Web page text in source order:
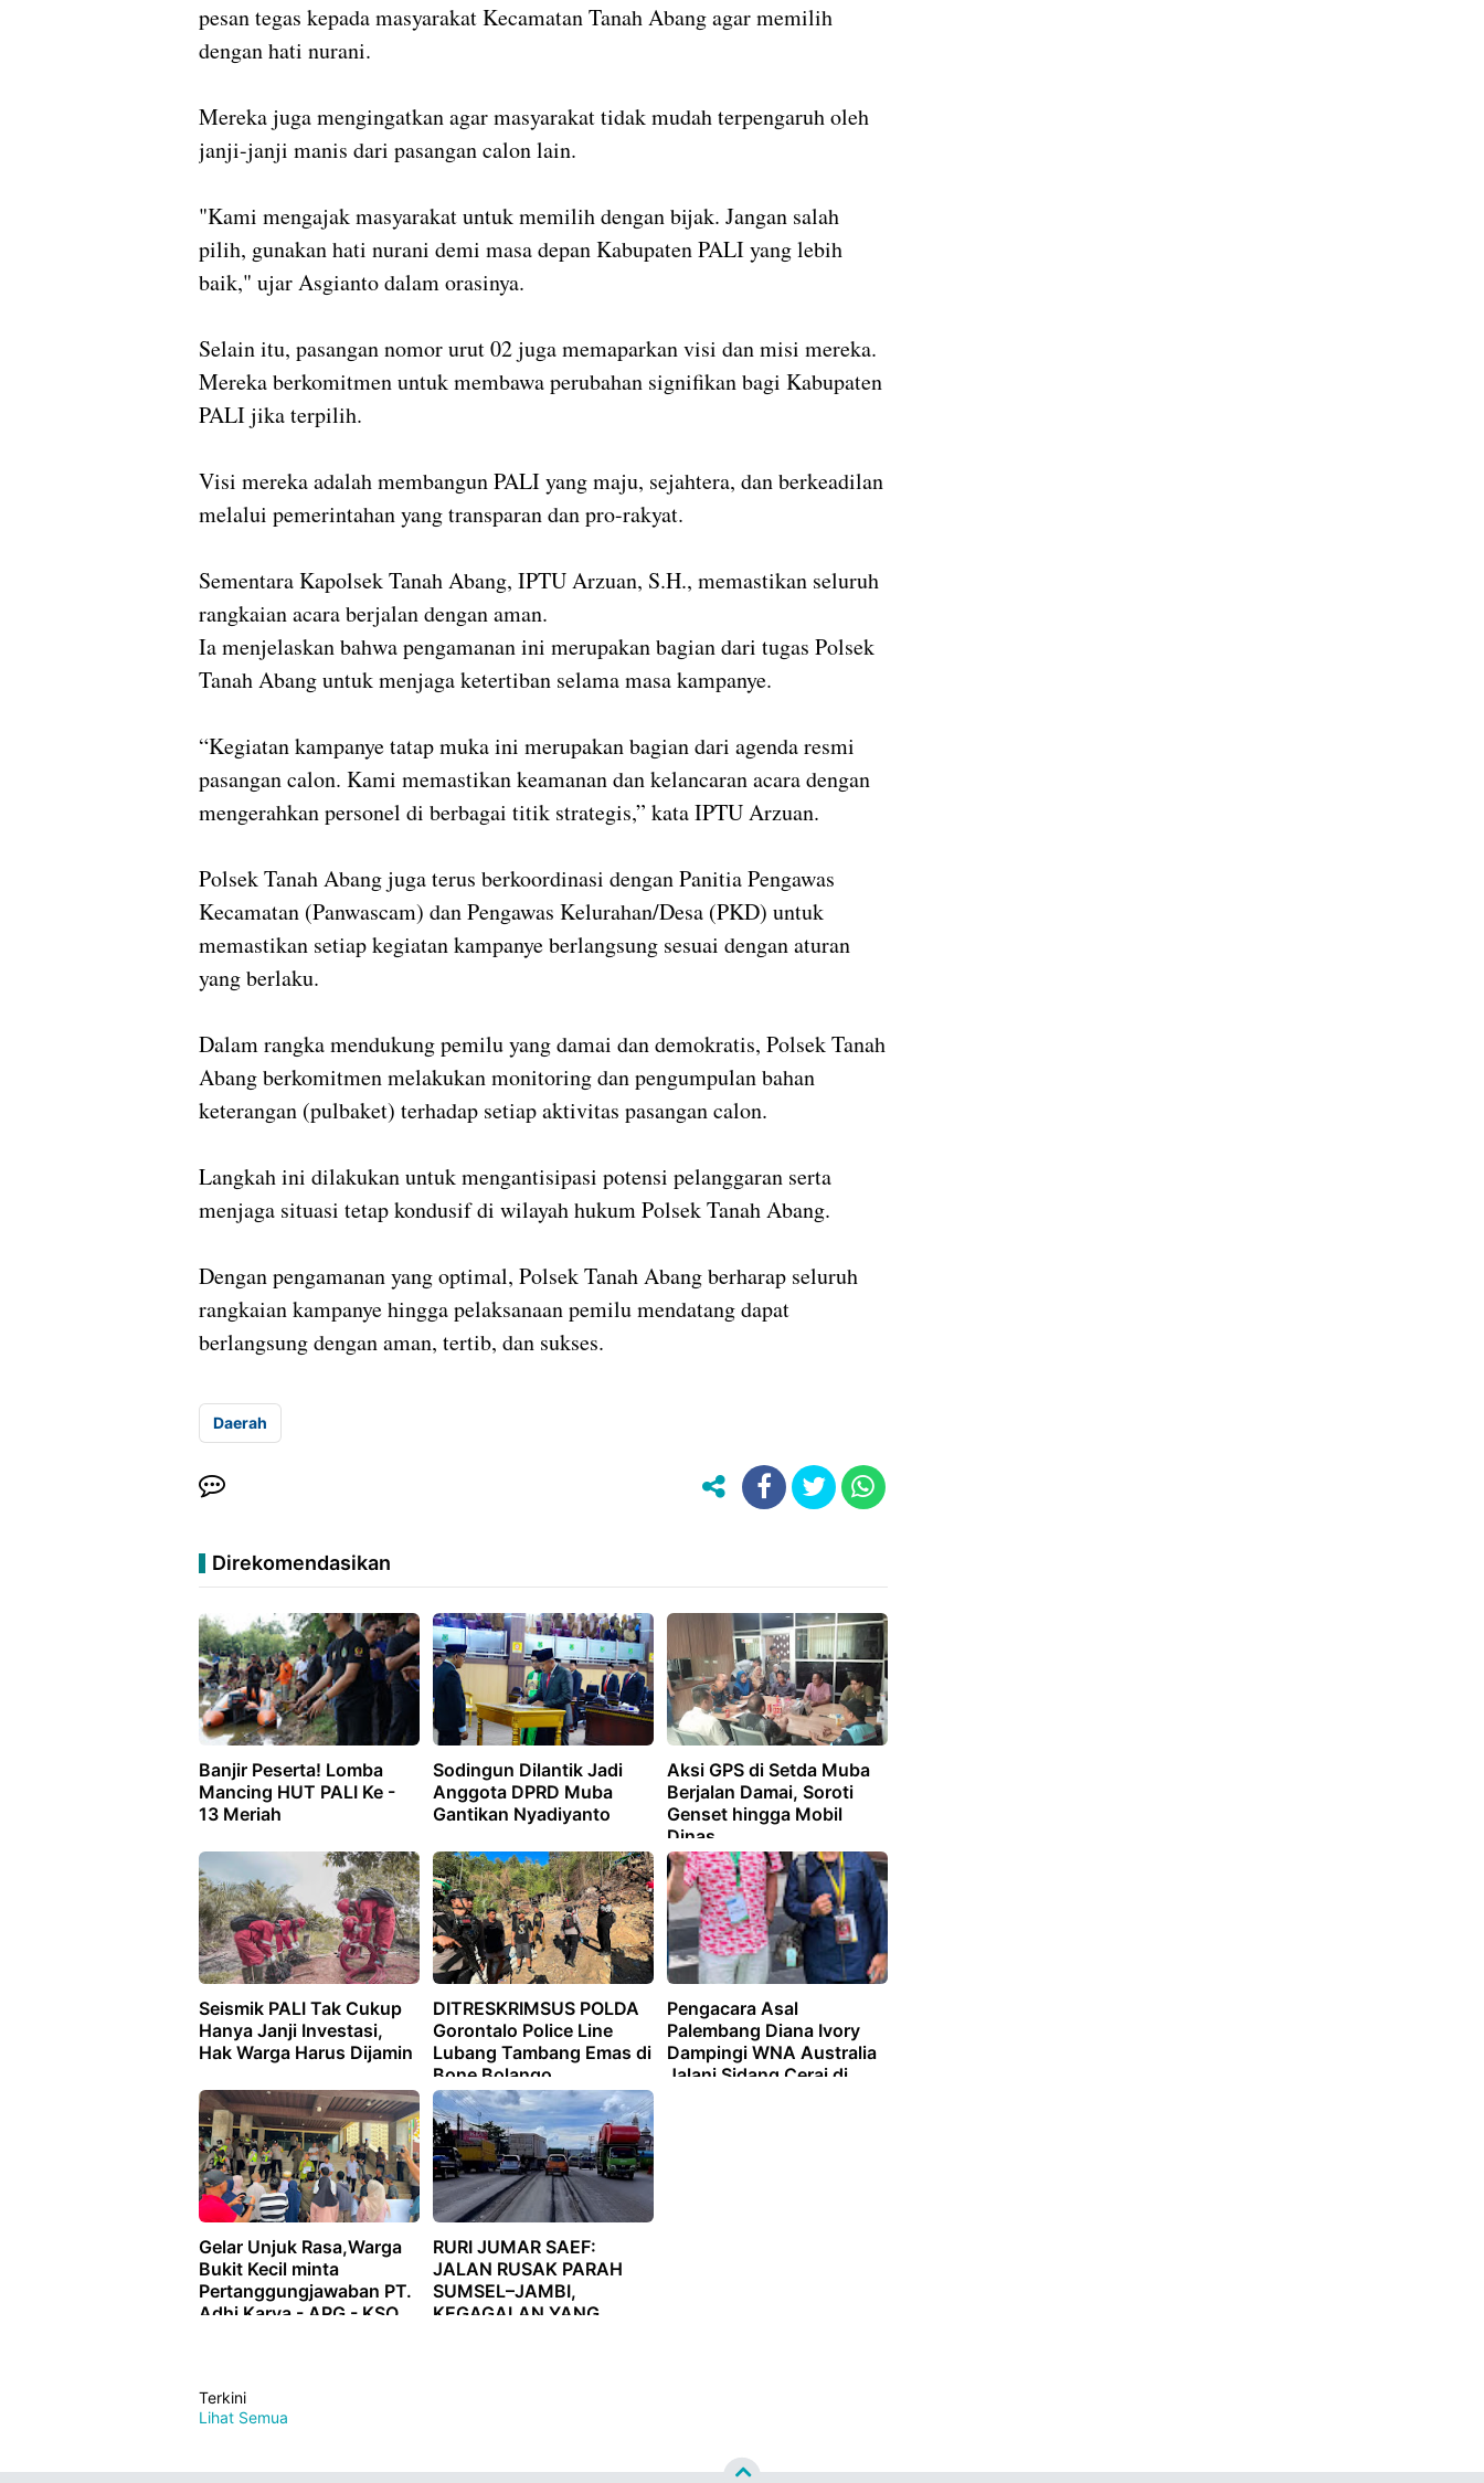
pesan tegas kepada masyarakat Kecamatan Tanah Abang agar memilih
dengan hati nurani.
Mereka juga mengingatkan agar masyarakat tidak mudah terpengaruh oleh
janji-janji manis dari pasangan calon lain.
"Kami mengajak masyarakat untuk memilih dengan bijak. Jangan salah
pilih, gunakan hati nurani demi masa depan Kabupaten PALI yang lebih
baik," ujar Asgianto dalam orasinya.
Selain itu, pasangan nomor urut 02 juga memaparkan visi dan misi mereka.
Mereka berkomitmen untuk membawa perubahan signifikan bagi Kabupaten
PALI jika terpilih.
Visi mereka adalah membangun PALI yang maju, sejahtera, dan berkeadilan
melalui pemerintahan yang transparan dan pro-rakyat.
Sementara Kapolsek Tanah Abang, IPTU Arzuan, S.H., memastikan seluruh
rangkaian acara berjalan dengan aman.
Ia menjelaskan bahwa pengamanan ini merupakan bagian dari tugas Polsek
Tanah Abang untuk menjaga ketertiban selama masa kampanye.
“Kegiatan kampanye tatap muka ini merupakan bagian dari agenda resmi
pasangan calon. Kami memastikan keamanan dan kelancaran acara dengan
mengerahkan personel di berbagai titik strategis,” kata IPTU Arzuan.
Polsek Tanah Abang juga terus berkoordinasi dengan Panitia Pengawas
Kecamatan (Panwascam) dan Pengawas Kelurahan/Desa (PKD) untuk
memastikan setiap kegiatan kampanye berlangsung sesuai dengan aturan
yang berlaku.
Dalam rangka mendukung pemilu yang damai dan demokratis, Polsek Tanah
Abang berkomitmen melakukan monitoring dan pengumpulan bahan
keterangan (pulbaket) terhadap setiap aktivitas pasangan calon.
Langkah ini dilakukan untuk mengantisipasi potensi pelanggaran serta
menjaga situasi tetap kondusif di wilayah hukum Polsek Tanah Abang.
Dengan pengamanan yang optimal, Polsek Tanah Abang berharap seluruh
rangkaian kampanye hingga pelaksanaan pemilu mendatang dapat
berlangsung dengan aman, tertib, dan sukses.
Daerah
Direkomendasikan
Banjir Peserta! Lomba
Mancing HUT PALI Ke -
13 Meriah
Sodingun Dilantik Jadi
Anggota DPRD Muba
Gantikan Nyadiyanto
Aksi GPS di Setda Muba
Berjalan Damai, Soroti
Genset hingga Mobil
Dinas
Seismik PALI Tak Cukup
Hanya Janji Investasi,
Hak Warga Harus Dijamin
DITRESKRIMSUS POLDA
Gorontalo Police Line
Lubang Tambang Emas di
Bone Bolango
Pengacara Asal
Palembang Diana Ivory
Dampingi WNA Australia
Jalani Sidang Cerai di
Gelar Unjuk Rasa,Warga
Bukit Kecil minta
Pertanggungjawaban PT.
Adhi Karya - APG - KSO
RURI JUMAR SAEF:
JALAN RUSAK PARAH
SUMSEL–JAMBI,
KEGAGALAN YANG
Terkini
Lihat Semua